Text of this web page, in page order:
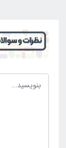
عیب و نقص
اندازی شود.
شده است
است تا در
بدنه ضد